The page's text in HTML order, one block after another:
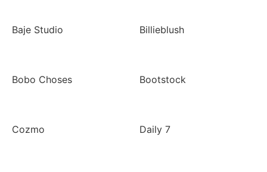
Baje Studio Billieblush
Bobo Choses Bootstock
Cozmo Daily 7